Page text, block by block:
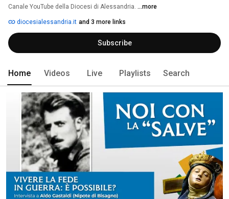
Canale YouTube della Diocesi di Alessandria. ...more
diocesialessandria.it and 3 more links
Subscribe
Home Videos Live Playlists Search